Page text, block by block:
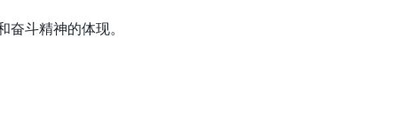
斗精神的体现。